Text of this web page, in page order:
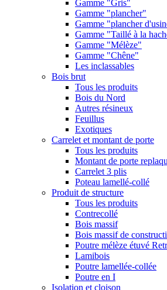
Gamme "Gris"
Gamme "plancher"
Gamme "plancher
Gamme "Taillé à la
Gamme "Mélèze"
Gamme "Chêne"
Les inclassables
Bois brut
Tous les produits
Bois du Nord
Autres résineux
Feuillus
Exotiques
Carrelet et montant de porte
Tous les produits
Montant de porte
Carrelet 3 plis
Poteau lamellé-collé
Produit de structure
Tous les produits
Contrecollé
Bois massif
Bois massif de
Poutre mélèze étuvé
Lamibois
Poutre lamellée-collée
Poutre en I
Isolation et cloison